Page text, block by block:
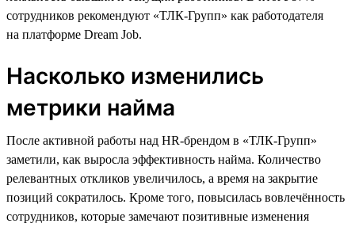
сотрудников рекомендуют «ТЛК-Групп» как работодателя
на платформе Dream Job.
Насколько изменились
метрики найма
После активной работы над HR-брендом в «ТЛК-Групп»
заметили, как выросла эффективность найма. Количество
релевантных откликов увеличилось, а время на закрытие
позиций сократилось. Кроме того, повысилась вовлечённость
сотрудников, которые замечают позитивные изменения